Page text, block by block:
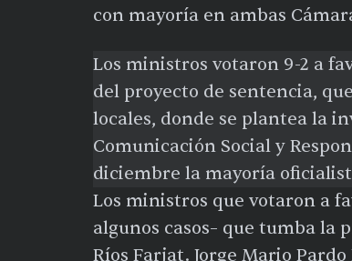
con mayoría en ambas
Los ministros votaron 9-2 a
del proyecto de sentencia,
locales, donde se plantea la
Comunicación Social y
diciembre la mayoría
Los ministros que votaron a
algunos casos– que tumba la
Ríos Farjat. Jorge Mario